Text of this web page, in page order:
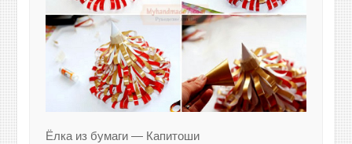
Ёлка из бумаги — Капитоши